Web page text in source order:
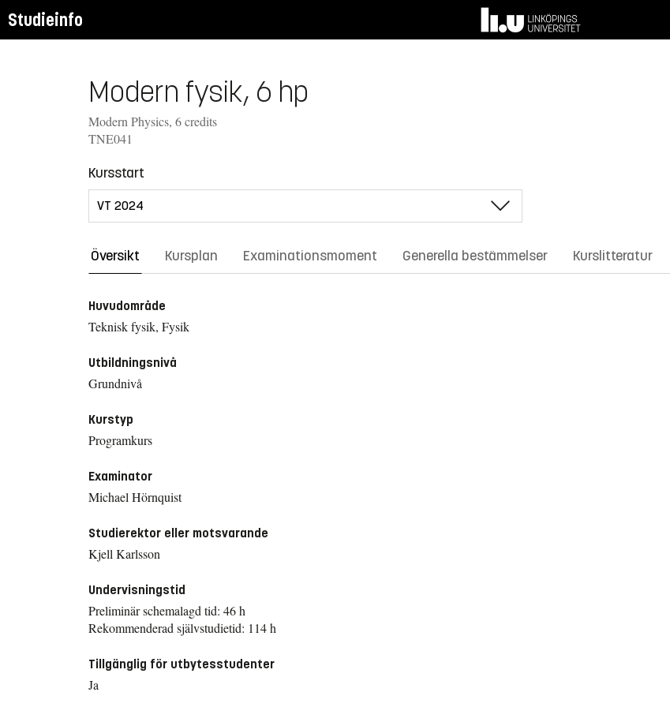
Studieinfo
Modern fysik, 6 hp
Modern Physics, 6 credits
TNE041
Kursstart
Översikt Kursplan Examinationsmoment Generella bestämmelser Kurslitteratur
Huvudområde
Teknisk fysik, Fysik
Utbildningsnivå
Grundnivå
Kurstyp
Programkurs
Examinator
Michael Hörnquist
Studierektor eller motsvarande
Kjell Karlsson
Undervisningstid
Preliminär schemalagd tid: 46 h
Rekommenderad självstudietid: 114 h
Tillgänglig för utbytesstudenter
Ja